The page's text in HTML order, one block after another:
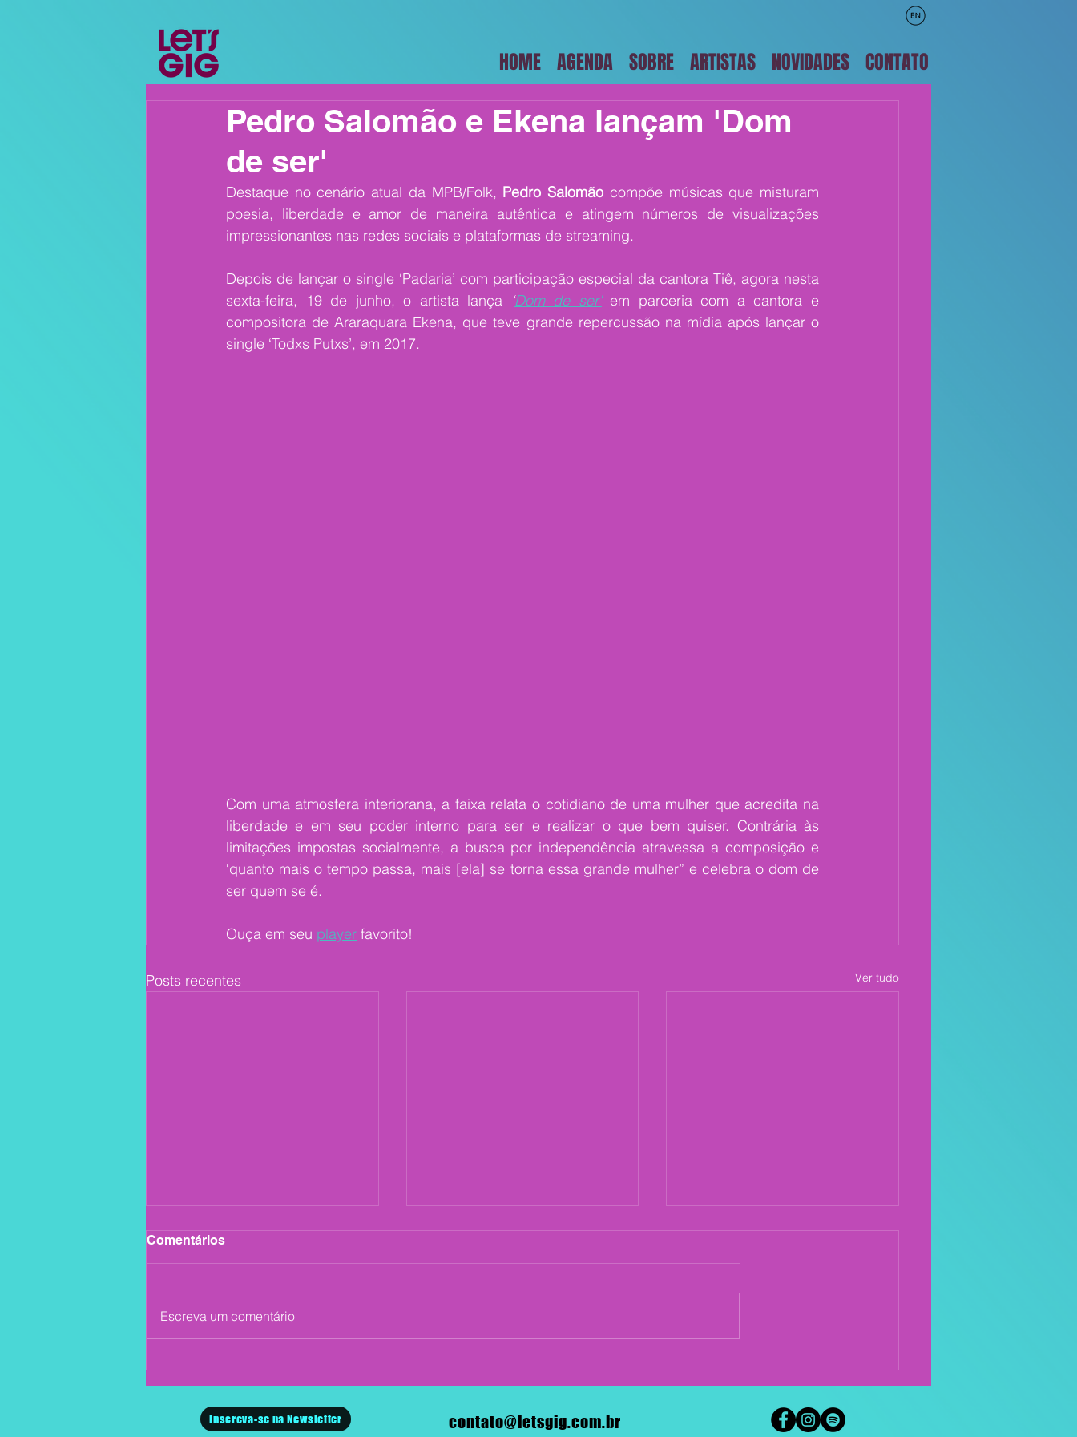
HOME AGENDA SOBRE ARTISTAS NOVIDADES CONTATO
Pedro Salomão e Ekena lançam 'Dom
de ser'
Destaque no cenário atual da MPB/Folk, Pedro Salomão compõe músicas que misturam
poesia, liberdade e amor de maneira autêntica e atingem números de visualizações
impressionantes nas redes sociais e plataformas de streaming.
Depois de lançar o single ‘Padaria’ com participação especial da cantora Tiê, agora nesta
sexta-feira, 19 de junho, o artista lança
‘Dom de ser' em parceria com a cantora e
compositora de Araraquara Ekena, que teve grande repercussão na mídia após lançar o
single ‘Todxs Putxs’, em 2017.
Com uma atmosfera interiorana, a faixa relata o cotidiano de uma mulher que acredita na
liberdade e em seu poder interno para ser e realizar o que bem quiser. Contrária às
limitações impostas socialmente, a busca por independência atravessa a composição e
‘quanto mais o tempo passa, mais [ela] se torna essa grande mulher” e celebra o dom de
ser quem se é.
Ouça em seu player favorito!
Posts recentes Ver tudo
Comentários
Escreva um comentário
Inscreva-se na Newsletter contato@letsgig.com.br